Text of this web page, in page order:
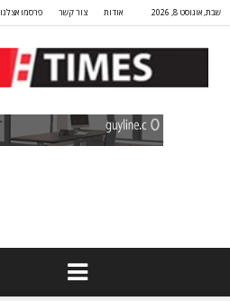
שבת, אוגוסט 8, 2026 אודות צור קשר פרסמו אצלנו